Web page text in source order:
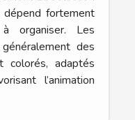
dépend fortement
organiser. Les
des
colorés, adaptés
l’animation